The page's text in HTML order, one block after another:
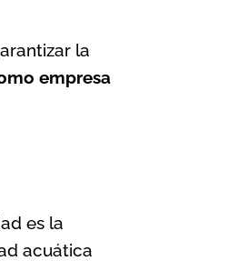
la
empresa
es la
acuática